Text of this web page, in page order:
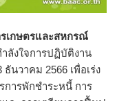
เกษตรและสหกรณ์
ลังใจการปฏิบัติงาน
นวาคม 2566 เพื่อเร่ง
การพักชำระหนี้ การ